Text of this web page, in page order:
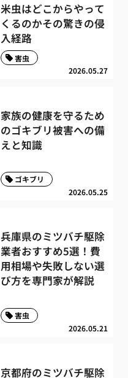
米虫はどこからやって
くるのかその驚きの侵
入経路
2026.05.27
害虫
家族の健康を守るため
のゴキブリ被害への備
えと知識
2026.05.25
ゴキブリ
兵庫県のミツバチ駆除
業者おすすめ5選！費
用相場や失敗しない選
び方を専門家が解説
2026.05.21
害虫
京都府のミツバチ駆除